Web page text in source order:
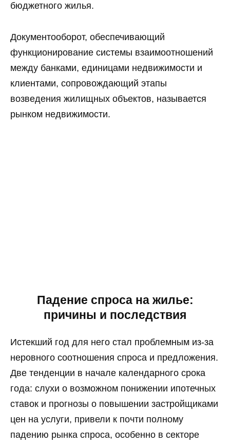
бюджетного жилья.
Документооборот, обеспечивающий
функционирование системы взаимоотношений
между банками, единицами недвижимости и
клиентами, сопровождающий этапы
возведения жилищных объектов, называется
рынком недвижимости.
Падение спроса на жилье:
причины и последствия
Истекший год для него стал проблемным из-за
неровного соотношения спроса и предложения.
Две тенденции в начале календарного срока
года: слухи о возможном понижении ипотечных
ставок и прогнозы о повышении застройщиками
цен на услуги, привели к почти полному
падению рынка спроса, особенно в секторе